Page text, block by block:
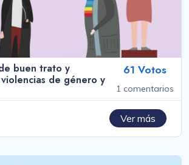
buen trato y
de género y
61 Votos
1 comentarios
Ver más